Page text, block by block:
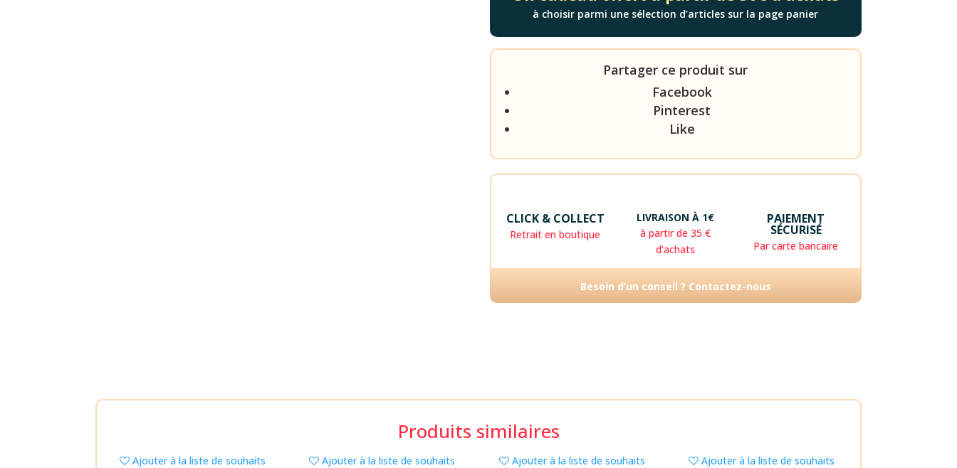
à choisir parmi une sélection d’articles sur la page panier
Partager ce produit sur
Facebook
Pinterest
Like
CLICK & COLLECT
Retrait en boutique
LIVRAISON À 1€
à partir de 35 €
d’achats
PAIEMENT
SÉCURISÉ
Par carte bancaire
Besoin d’un conseil ? Contactez-nous
Produits similaires
Ajouter à la liste de souhaits Ajouter à la liste de souhaits Ajouter à la liste de souhaits Ajouter à la liste de souhaits